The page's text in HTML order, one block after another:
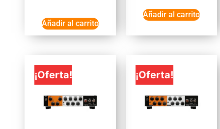
Añadir al carrito
Añadir al carrito
¡Oferta! ¡Oferta!